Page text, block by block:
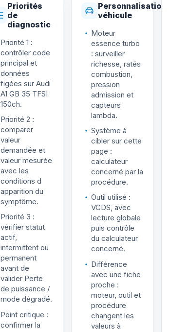
Priorités
de
diagnostic
Priorité 1 :
contrôler code
principal et
données
figées sur Audi
A1 GB 35 TFSI
150ch.
Priorité 2 :
comparer
valeur
demandée et
valeur mesurée
avec les
conditions d
apparition du
symptôme.
Priorité 3 :
vérifier statut
actif,
intermittent ou
permanent
avant de
valider Perte
de puissance /
mode dégradé.
Point critique :
confirmer la
Personnalisation
véhicule
Moteur
essence turbo
: surveiller
richesse, ratés
combustion,
pression
admission et
capteurs
lambda.
Système à
cibler sur cette
page :
calculateur
concerné par la
procédure.
Outil utilisé :
VCDS, avec
lecture globale
puis contrôle
du calculateur
concerné.
Différence
avec une fiche
proche :
moteur, outil et
procédure
changent les
valeurs à